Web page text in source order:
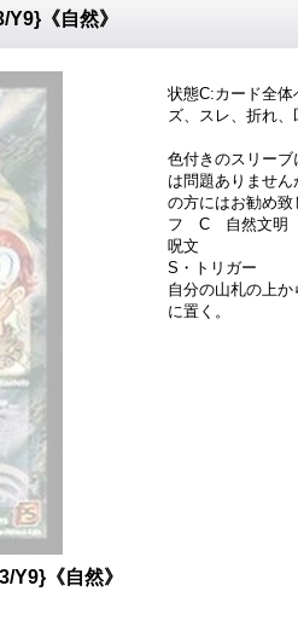
《自然》
状態C:カード全
ズ、スレ、折れ、
色付きのスリー
は問題ありませ
の方にはお勧め致
フ C 自然文明
呪文
S・トリガー
自分の山札の上
に置く。
Y9}《自然》